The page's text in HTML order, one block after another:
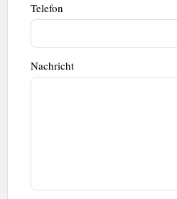
Telefon
Nachricht